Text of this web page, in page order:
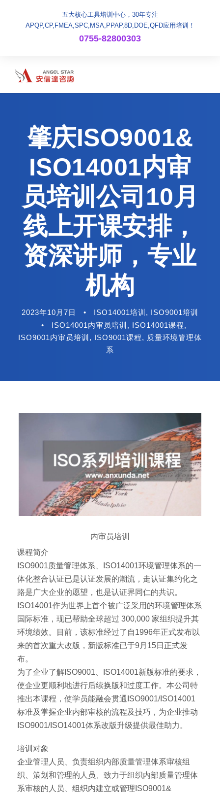
五大核心工具培训中心，30年专注
APQP,CP,FMEA,SPC,MSA,PPAP,8D,DOE,QFD应用培训！
0755-82800303
肇庆ISO9001&
ISO14001内审
员培训公司10月
线上开课安排，
资深讲师，专业
机构
2023年10月7日 • ISO14001培训 , ISO9001培训
•
ISO14001内审员培训 , ISO14001课程,
ISO9001内审员培训 , ISO9001课程, 质量环境管理体
系
内审员培训
课程简介
ISO9001质量管理体系、ISO14001环境管理体系的一
体化整合认证已是认证发展的潮流，走认证集约化之
路是广大企业的愿望，也是认证界同仁的共识。
ISO14001作为世界上首个被广泛采用的环境管理体系
国际标准，现已帮助全球超过 300,000 家组织提升其
环境绩效。目前，该标准经过了自1996年正式发布以
来的首次重大改版，新版标准已于9月15日正式发
布。
为了企业了解ISO9001、ISO14001新版标准的要求，
使企业更顺利地进行后续换版和过度工作。本公司特
推出本课程，使学员能融会贯通ISO9001/ISO14001
标准及掌握企业内部审核的流程及技巧，为企业推动
ISO9001/ISO14001体系改版升级提供最佳助力。
培训对象
企业管理人员、负责组织内部质量管理体系审核组
织、策划和管理的人员、致力于组织内部质量管理体
系审核的人员、组织内建立或管理ISO9001&